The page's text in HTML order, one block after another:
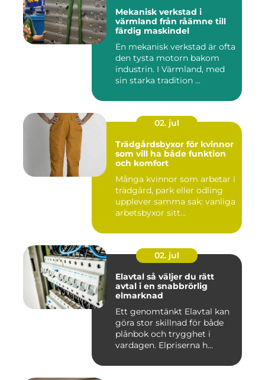
Mekanisk verkstad i
värmland från råämne till
färdig maskindel
En mekanisk verkstad är ofta
den tysta motorn bakom
industrin. I Värmland, med
sin starka tradition ...
02. jul
Trädgårdsbyxor för kvinnor
som vill ha både funktion
och komfort
Många kvinnor som arbetar i
trädgård, park eller odling
upplever samma sak: vanliga
arbetsbyxor sitt...
02. jul
Elavtal så väljer du rätt
avtal i en snabbrörlig
elmarknad
Ett genomtänkt Elavtal kan
göra stor skillnad för både
plånbok och trygghet i
vardagen. Elpriserna h...